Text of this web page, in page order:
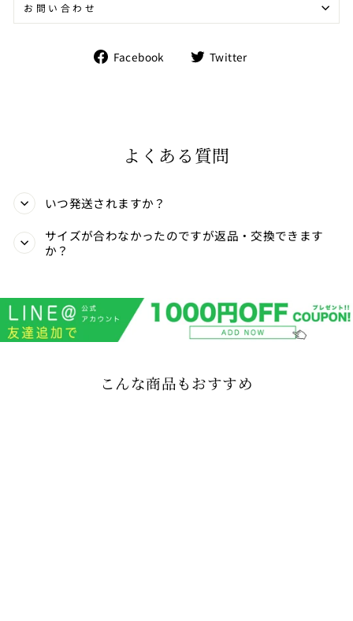
お問い合わせ
Facebook
FacebookTwitter
よくある質問
いつ発送されますか？
サイズが合わなかったのですが返品・交換できます
か？
こんな商品もおすすめ